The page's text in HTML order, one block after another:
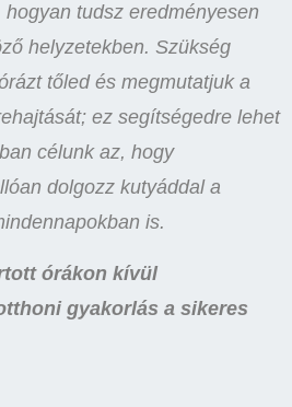
tudsz eredményesen
helyzetekben. Szükség
tőled és megmutatjuk a
ez segítségedre lehet
célunk az, hogy
dolgozz kutyáddal a
is.
órákon kívül
gyakorlás a sikeres